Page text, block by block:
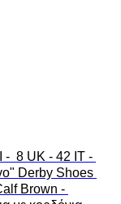
-  8 UK - 42 IT -
Derby Shoes
Brown -